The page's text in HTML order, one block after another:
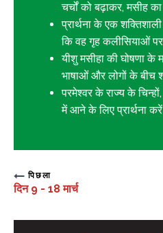
चर्चों को बढ़ाकर, मसीह
प्रार्थना के एक
कि वह गृह कलीसियाओं पर
यीशु मसीहा की घोषणा के
भाषाओं और लोगों के बीच
परमेश्वर के राज्य के
में आने के लिए प्रार्थना
पिछला
दिन 9 - 18 मार्च